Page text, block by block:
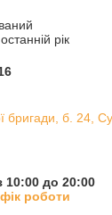
рік
бригади, б. 24,
10:00 до 20:00
роботи